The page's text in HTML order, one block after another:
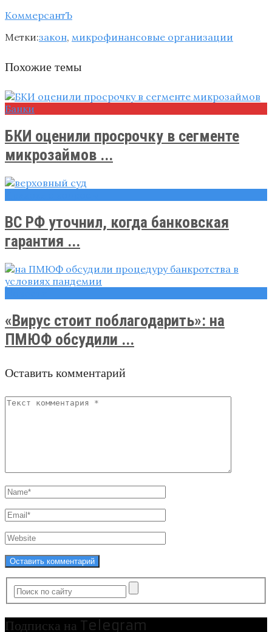
КоммерсантЪ
Метки:закон, микрофинансовые организации
Похожие темы
Банки
БКИ оценили просрочку в сегменте
микрозаймов ...
ВС РФ уточнил, когда банковская
гарантия ...
«Вирус стоит поблагодарить»: на
ПМЮФ обсудили ...
Оставить комментарий
Подписка на Telegram